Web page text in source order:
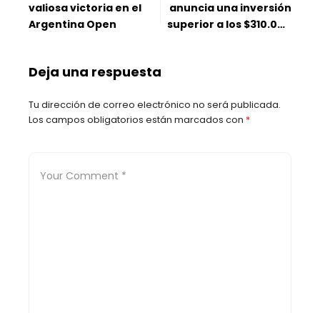
valiosa victoria en el
Argentina Open
anuncia una inversión
superior a los $310.000
Deja una respuesta
Tu dirección de correo electrónico no será publicada.
Los campos obligatorios están marcados con *